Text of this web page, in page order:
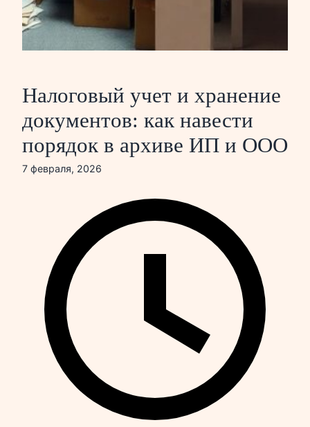
Налоговый учет и хранение
документов: как навести
порядок в архиве ИП и ООО
7 февраля, 2026